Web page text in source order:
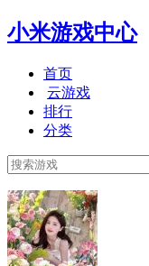
小米游戏中心
首页
云游戏
排行
分类